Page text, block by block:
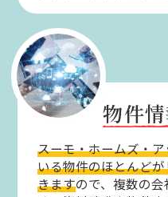
物件情
スーモ・ホームズ・
いる物件のほとんど
きますので、複数の